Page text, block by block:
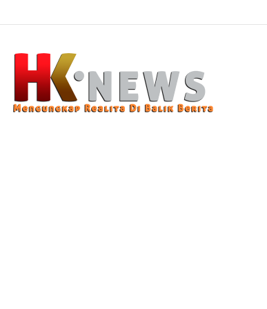
Uji Coba Perlinsos Digital di Surabaya Hampir 100 Persen